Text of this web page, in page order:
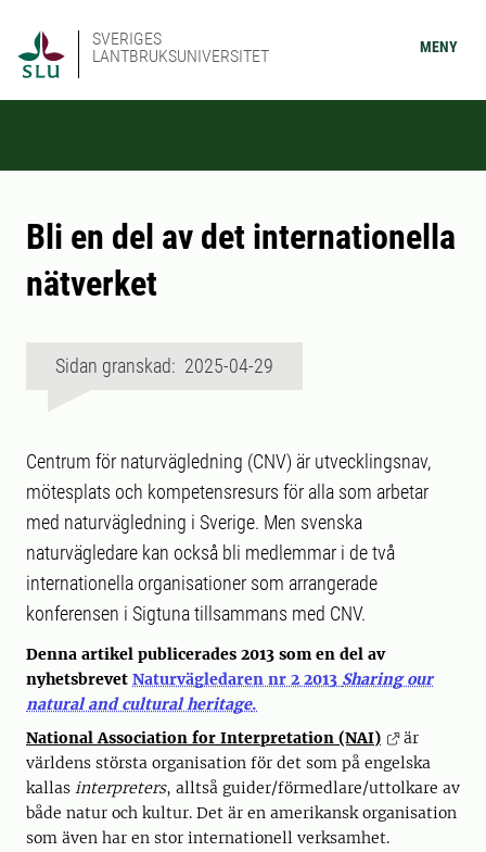
SVERIGES
LANTBRUKSUNIVERSITET
MENY
Bli en del av det internationella
nätverket
Sidan granskad: 2025-04-29
Centrum för naturvägledning (CNV) är utvecklingsnav,
mötesplats och kompetensresurs för alla som arbetar
med naturvägledning i Sverige. Men svenska
naturvägledare kan också bli medlemmar i de två
internationella organisationer som arrangerade
konferensen i Sigtuna tillsammans med CNV.
Denna artikel publicerades 2013 som en del av
nyhetsbrevet Naturvägledaren nr 2 2013 Sharing our
natural and cultural heritage.
National Association for Interpretation (NAI)
är
världens största organisation för det som på engelska
kallas interpreters, alltså guider/förmedlare/uttolkare av
både natur och kultur. Det är en amerikansk organisation
som även har en stor internationell verksamhet.